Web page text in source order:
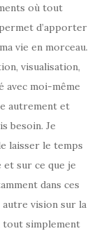
où tout
d’apporter
vie en morceau.
visualisation,
avec moi-même
autrement et
besoin. Je
laisser le temps
sur ce que je
dans ces
autre vision sur la
tout simplement